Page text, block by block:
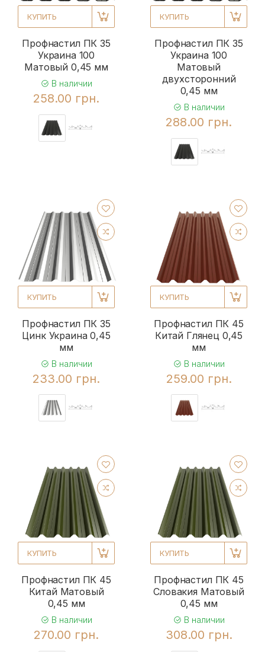
КУПИТЬ
Профнастил ПК 35
Украина 100
Матовый 0,45 мм
В наличии
258.00 грн.
КУПИТЬ
Профнастил ПК 35
Украина 100
Матовый
двухсторонний
0,45 мм
В наличии
288.00 грн.
КУПИТЬ
Профнастил ПК 35
Цинк Украина 0,45
мм
В наличии
233.00 грн.
КУПИТЬ
Профнастил ПК 45
Китай Глянец 0,45
мм
В наличии
259.00 грн.
КУПИТЬ
Профнастил ПК 45
Китай Матовый
0,45 мм
В наличии
270.00 грн.
КУПИТЬ
Профнастил ПК 45
Словакия Матовый
0,45 мм
В наличии
308.00 грн.